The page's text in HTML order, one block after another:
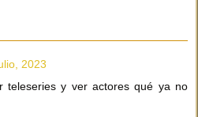
2023
teleseries y ver actores qué ya no